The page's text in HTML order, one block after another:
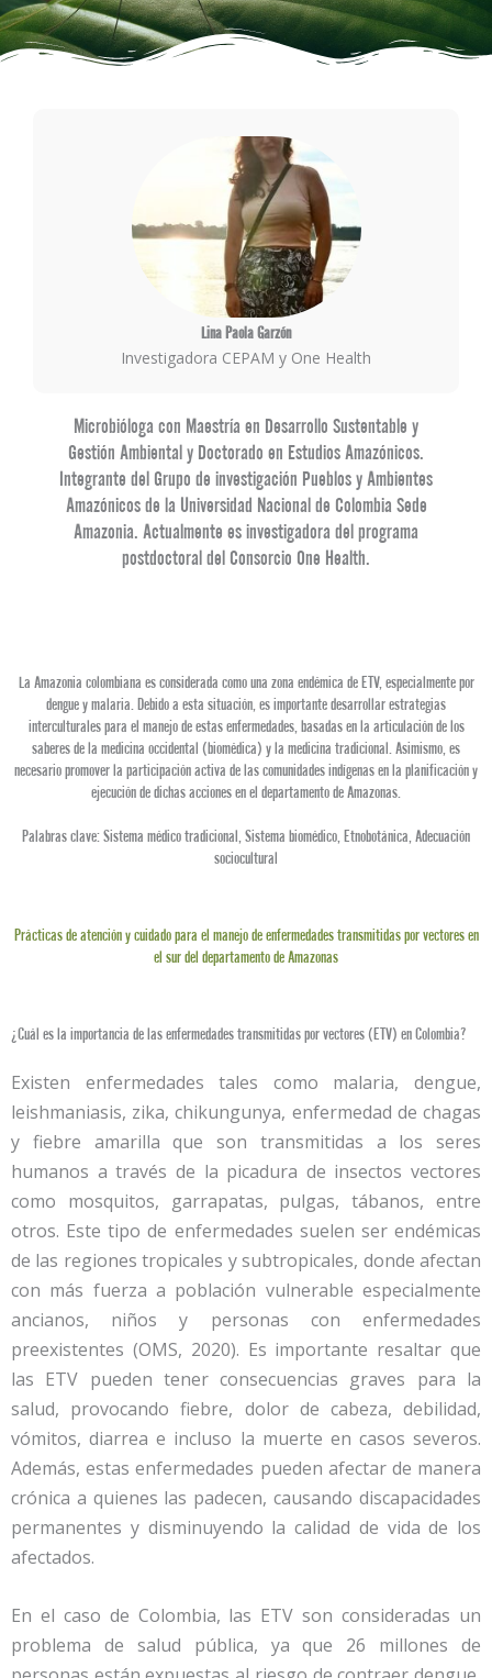
Lina Paola Garzón
Investigadora CEPAM y One Health
Microbióloga con Maestría en Desarrollo Sustentable y
Gestión Ambiental y Doctorado en Estudios Amazónicos.
Integrante del Grupo de investigación Pueblos y Ambientes
Amazónicos de la Universidad Nacional de Colombia Sede
Amazonia. Actualmente es investigadora del programa
postdoctoral del Consorcio One Health.
La Amazonia colombiana es considerada como una zona endémica de ETV, especialmente por
dengue y malaria. Debido a esta situación, es importante desarrollar estrategias
interculturales para el manejo de estas enfermedades, basadas en la articulación de los
saberes de la medicina occidental (biomédica) y la medicina tradicional. Asimismo, es
necesario promover la participación activa de las comunidades indígenas en la planificación y
ejecución de dichas acciones en el departamento de Amazonas.
Palabras clave: Sistema médico tradicional, Sistema biomédico, Etnobotánica, Adecuación
sociocultural
Prácticas de atención y cuidado para el manejo de enfermedades transmitidas por vectores en
el sur del departamento de Amazonas
¿Cuál es la importancia de las enfermedades transmitidas por vectores (ETV) en Colombia?
Existen enfermedades tales como malaria, dengue,
leishmaniasis, zika, chikungunya, enfermedad de chagas
y fiebre amarilla que son transmitidas a los seres
humanos a través de la picadura de insectos vectores
como mosquitos, garrapatas, pulgas, tábanos, entre
otros. Este tipo de enfermedades suelen ser endémicas
de las regiones tropicales y subtropicales, donde afectan
con más fuerza a población vulnerable especialmente
ancianos, niños y personas con enfermedades
preexistentes (OMS, 2020). Es importante resaltar que
las ETV pueden tener consecuencias graves para la
salud, provocando fiebre, dolor de cabeza, debilidad,
vómitos, diarrea e incluso la muerte en casos severos.
Además, estas enfermedades pueden afectar de manera
crónica a quienes las padecen, causando discapacidades
permanentes y disminuyendo la calidad de vida de los
afectados.
En el caso de Colombia, las ETV son consideradas un
problema de salud pública, ya que 26 millones de